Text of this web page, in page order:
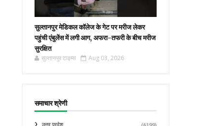
सुल्तानपुर मेडिकल कॉलेज के गेट पर मरीज लेकर
पहुंची एंबुलेंस में लगी आग, अफरा-तफरी के बीच मरीज
सुरक्षित
सुल्तानपुर टाइम्स Aug 03, 2026
समाचार श्रेणी